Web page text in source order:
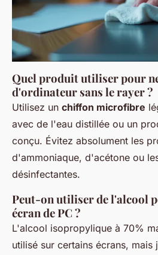
Quel produit utiliser pour
d'ordinateur sans le rayer ?
Utilisez un chiffon microfibre
avec de l'eau distillée ou un
conçu. Évitez absolument les
d'ammoniaque, d'acétone ou
désinfectantes.
Peut-on utiliser de l'alcool
écran de PC ?
L'alcool isopropylique à 70%
utilisé sur certains écrans, mais